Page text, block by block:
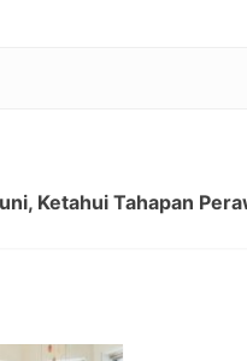
Ketahui Tahapan